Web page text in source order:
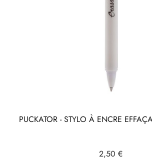
PUCKATOR - STYLO À ENCRE
Prix
2,50 €